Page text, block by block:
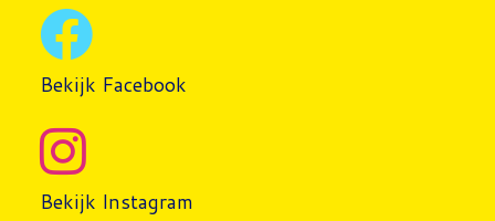
Bekijk Facebook
Bekijk Instagram